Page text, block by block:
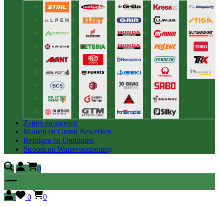
Zagen en snoeien
Maaien en Grond Bewerken
Reinigen en Opruimen
Stroom en Watervoorziening
0
0
0